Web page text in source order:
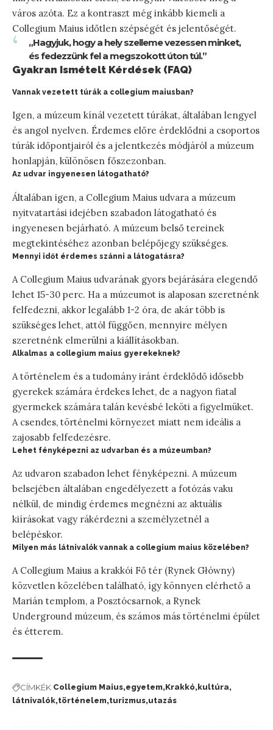
város azóta. Ez a kontraszt még inkább kiemeli a
Collegium Maius időtlen szépségét és jelentőségét.
„Hagyjuk, hogy a hely szelleme vezessen minket,
és fedezzünk fel a megszokott úton túl.”
Gyakran Ismételt Kérdések (FAQ)
Vannak vezetett túrák a collegium maiusban?
Igen, a múzeum kínál vezetett túrákat, általában lengyel
és angol nyelven. Érdemes előre érdeklődni a csoportos
túrák időpontjairól és a jelentkezés módjáról a múzeum
honlapján, különösen főszezonban.
Az udvar ingyenesen látogatható?
Általában igen, a Collegium Maius udvara a múzeum
nyitvatartási idejében szabadon látogatható és
ingyenesen bejárható. A múzeum belső tereinek
megtekintéséhez azonban belépőjegy szükséges.
Mennyi időt érdemes szánni a látogatásra?
A Collegium Maius udvarának gyors bejárására elegendő
lehet 15-30 perc. Ha a múzeumot is alaposan szeretnénk
felfedezni, akkor legalább 1-2 óra, de akár több is
szükséges lehet, attól függően, mennyire mélyen
szeretnénk elmerülni a kiállításokban.
Alkalmas a collegium maius gyerekeknek?
A történelem és a tudomány iránt érdeklődő idősebb
gyerekek számára érdekes lehet, de a nagyon fiatal
gyermekek számára talán kevésbé leköti a figyelmüket.
A csendes, történelmi környezet miatt nem ideális a
zajosabb felfedezésre.
Lehet fényképezni az udvarban és a múzeumban?
Az udvaron szabadon lehet fényképezni. A múzeum
belsejében általában engedélyezett a fotózás vaku
nélkül, de mindig érdemes megnézni az aktuális
kiírásokat vagy rákérdezni a személyzetnél a
belépéskor.
Milyen más látnivalók vannak a collegium maius közelében?
A Collegium Maius a krakkói Fő tér (Rynek Główny)
közvetlen közelében található, így könnyen elérhető a
Marián templom, a Posztócsarnok, a Rynek
Underground múzeum, és számos más történelmi épület
és étterem.
CÍMKÉK Collegium Maius egyetem Krakkó kultúra
látnivalók történelem turizmus utazás